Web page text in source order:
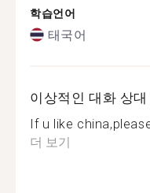
학습언어
태국어
이상적인 대화 상대
If u like
더 보기